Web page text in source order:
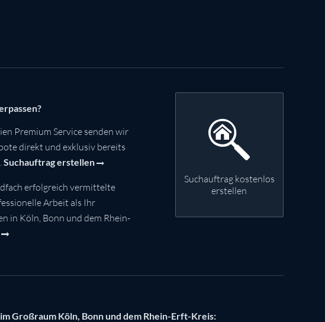
Premium Service senden wir
direkt und exklusiv bereits
Suchauftrag erstellen
erfolgreich vermittelte
Arbeit als Ihr
in Köln, Bonn und dem Rhein-
Suchauftrag kostenlos
erstellen
Großraum Köln, Bonn und dem Rhein-Erft-Kreis: